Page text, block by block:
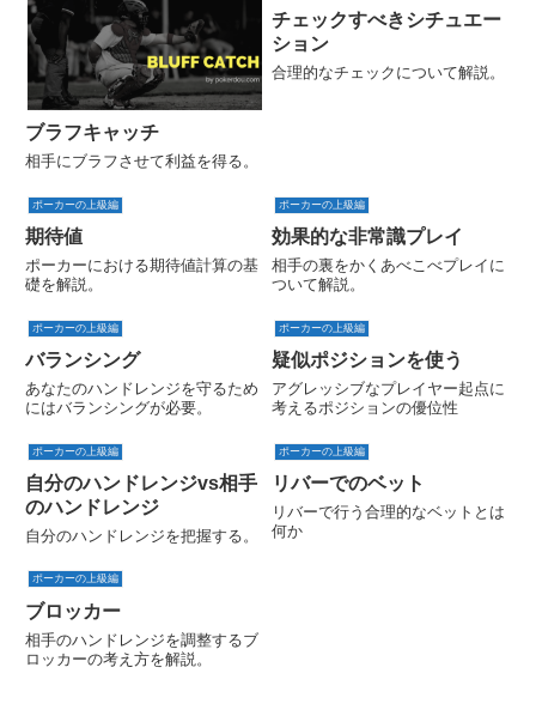
ブラフキャッチ
相手にブラフさせて利益を得る。
チェックすべきシチュエー
ション
合理的なチェックについて解説。
ポーカーの上級編
期待値
ポーカーにおける期待値計算の基
礎を解説。
ポーカーの上級編
効果的な非常識プレイ
相手の裏をかくあべこべプレイに
ついて解説。
ポーカーの上級編
バランシング
あなたのハンドレンジを守るため
にはバランシングが必要。
ポーカーの上級編
疑似ポジションを使う
アグレッシブなプレイヤー起点に
考えるポジションの優位性
ポーカーの上級編
自分のハンドレンジvs相手
のハンドレンジ
自分のハンドレンジを把握する。
ポーカーの上級編
リバーでのベット
リバーで行う合理的なベットとは
何か
ポーカーの上級編
ブロッカー
相手のハンドレンジを調整するブ
ロッカーの考え方を解説。